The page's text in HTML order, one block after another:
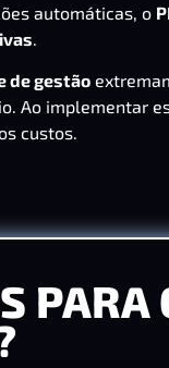
automáticas, o
de gestão
Ao implementar
custos.
PARA